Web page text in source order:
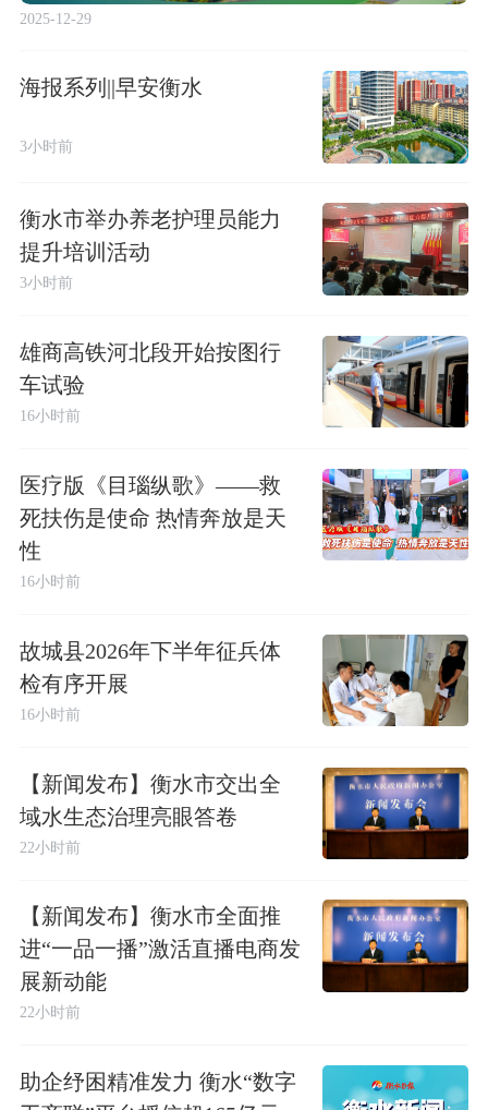
2025-12-29
海报系列||早安衡水
3小时前
衡水市举办养老护理员能力
提升培训活动
3小时前
雄商高铁河北段开始按图行
车试验
16小时前
医疗版《目瑙纵歌》——救
死扶伤是使命 热情奔放是天
性
16小时前
故城县2026年下半年征兵体
检有序开展
16小时前
【新闻发布】衡水市交出全
域水生态治理亮眼答卷
22小时前
【新闻发布】衡水市全面推
进“一品一播”激活直播电商发
展新动能
22小时前
助企纾困精准发力 衡水“数字